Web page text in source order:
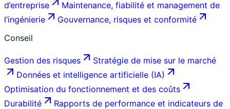
d’entreprise
Maintenance, fiabilité et management de
l’ingénierie
Gouvernance, risques et conformité
Conseil
Gestion des risques
Stratégie de mise sur le marché
Données et intelligence artificielle (IA)
Optimisation du fonctionnement et des coûts
Durabilité
Rapports de performance et indicateurs de